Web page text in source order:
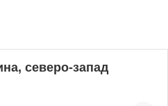
северо-запад